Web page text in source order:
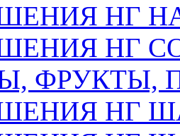
НГ
НГ
ФРУКТЫ,
НГ